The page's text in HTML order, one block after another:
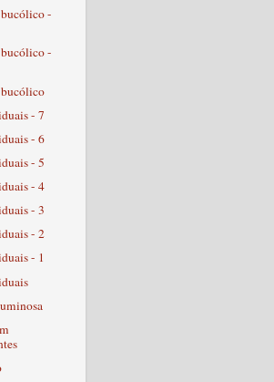
-
-
- 7
- 6
- 5
- 4
- 3
- 2
- 1